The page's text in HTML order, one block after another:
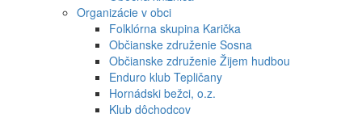
Organizácie v obci
Folklórna skupina Karička
Občianske združenie Sosna
Občianske združenie Žijem hudbou
Enduro klub Tepličany
Hornádski bežci, o.z.
Klub dôchodcov